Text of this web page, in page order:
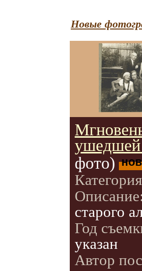
Новые
ушедшей
фото)
старого
Год
указан
Автор